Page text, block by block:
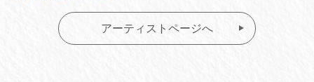
アーティストページへ